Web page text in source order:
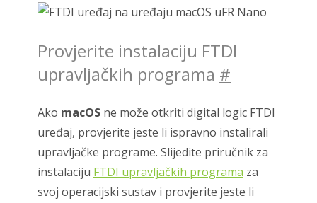
Provjerite instalaciju FTDI
upravljačkih programa #
Ako macOS ne može otkriti digital logic FTDI
uređaj, provjerite jeste li ispravno instalirali
upravljačke programe. Slijedite priručnik za
instalaciju FTDI upravljačkih programa za
svoj operacijski sustav i provjerite jeste li